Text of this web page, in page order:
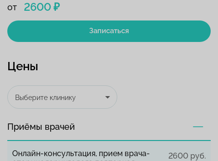
от 2600 ₽
Записаться
Цены
Выберите клинику
Приёмы врачей
Онлайн-консультация, прием врача-
2600 руб.